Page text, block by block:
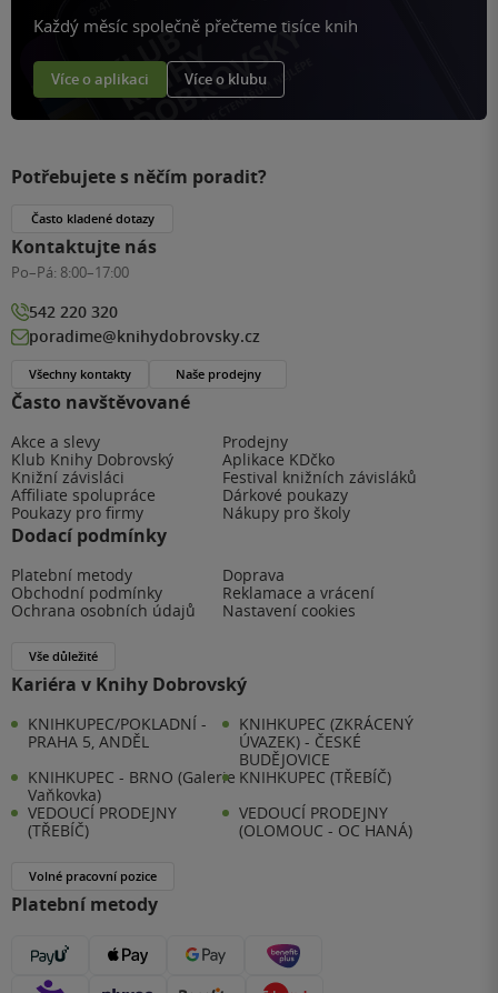
Každý měsíc společně přečteme tisíce knih
Více o aplikaci Více o klubu
Často navštěvované
Akce a slevy
Prodejny
Klub Knihy Dobrovský
Aplikace KDčko
Knižní závisláci
Festival knižních závisláků
Affiliate spolupráce
Dárkové poukazy
Poukazy pro firmy
Nákupy pro školy
Dodací podmínky
Platební metody
Doprava
Obchodní podmínky
Reklamace a vrácení
Ochrana osobních údajů
Nastavení cookies
Vše důležité
Kariéra v Knihy Dobrovský
KNIHKUPEC/POKLADNÍ -
PRAHA 5, ANDĚL
KNIHKUPEC (ZKRÁCENÝ
ÚVAZEK) - ČESKÉ
BUDĚJOVICE
KNIHKUPEC - BRNO (Galerie
Vaňkovka)
KNIHKUPEC (TŘEBÍČ)
VEDOUCÍ PRODEJNY
(TŘEBÍČ)
VEDOUCÍ PRODEJNY
(OLOMOUC - OC HANÁ)
Volné pracovní pozice
Platební metody
Potřebujete s něčím poradit?
Často kladené dotazy
Kontaktujte nás
Po–Pá: 8:00–17:00
542 220 320
poradime@knihydobrovsky.cz
Všechny kontakty Naše prodejny